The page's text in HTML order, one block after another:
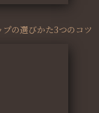
の選びかた3つのコツ